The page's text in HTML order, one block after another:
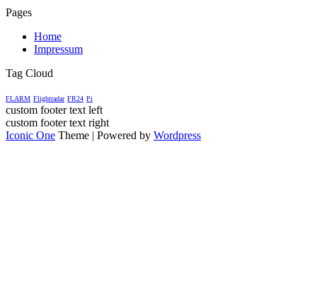
Pages
Home
Impressum
Tag Cloud
FLARM Flightradar FR24 Pi
custom footer text left
custom footer text right
Iconic One Theme | Powered by Wordpress